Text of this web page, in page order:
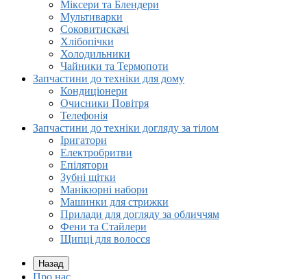
Міксери та Блендери
Мультиварки
Соковитискачі
Хлібопічки
Холодильники
Чайники та Термопоти
Запчастини до техніки для дому
Кондиціонери
Очисники Повітря
Телефонія
Запчастини до техніки догляду за тілом
Іригатори
Електробритви
Епілятори
Зубні щітки
Манікюрні набори
Машинки для стрижки
Прилади для догляду за обличчям
Фени та Стайлери
Щипці для волосся
Назад
Про нас